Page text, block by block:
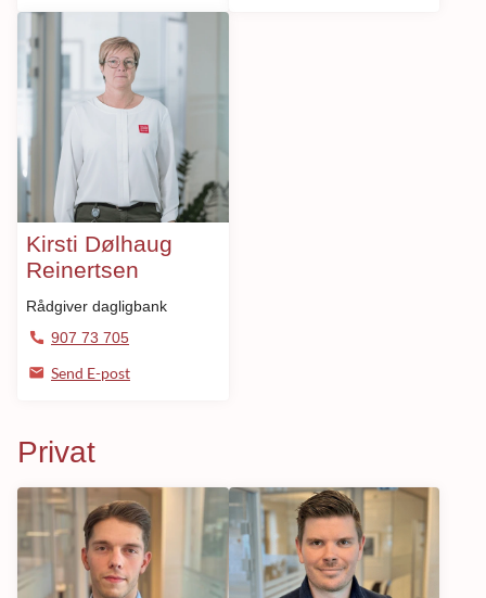
Kirsti Dølhaug
Reinertsen
Rådgiver dagligbank
907 73 705
Send E-post
Privat